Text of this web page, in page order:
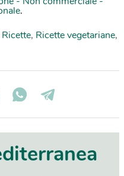
.
Ricette, Ricette vegetariane,